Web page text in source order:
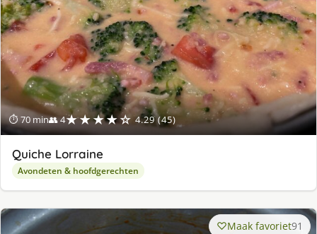
⏱ 70 min👥 4★★★★☆ 4.29 (45)
Quiche Lorraine
Avondeten & hoofdgerechten
Maak favoriet91